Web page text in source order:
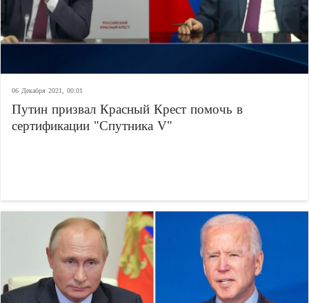
06 Декабря 2021, 00:01
Путин призвал Красный Крест помочь в
сертификации "Спутника V"